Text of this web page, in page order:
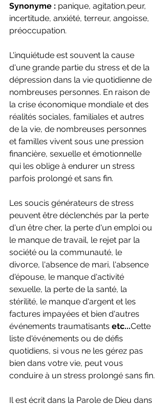
Synonyme : panique, agitation,peur,
incertitude, anxiété, terreur, angoisse,
préoccupation.
L'inquiétude est souvent la cause
d'une grande partie du stress et de la
dépression dans la vie quotidienne de
nombreuses personnes. En raison de
la crise économique mondiale et des
réalités sociales, familiales et autres
de la vie, de nombreuses personnes
et familles vivent sous une pression
financière, sexuelle et émotionnelle
qui les oblige à endurer un stress
parfois prolongé et sans fin.
Les soucis générateurs de stress
peuvent être déclenchés par la perte
d'un être cher, la perte d'un emploi ou
le manque de travail, le rejet par la
société ou la communauté, le
divorce, l'absence de mari, l'absence
d'épouse, le manque d'activité
sexuelle, la perte de la santé, la
stérilité, le manque d'argent et les
factures impayées et bien d'autres
événements traumatisants etc...Cette
liste d'événements ou de défis
quotidiens, si vous ne les gérez pas
bien dans votre vie, peut vous
conduire à un stress prolongé sans fin.
Il est écrit dans la Parole de Dieu dans